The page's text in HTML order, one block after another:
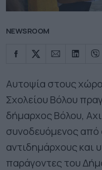
NEWSROOM
Αυτοψία στους
Σχολείου Βόλου
δήμαρχος Βόλου,
συνοδευόμενος από
αντιδημάρχους και
παράγοντες του